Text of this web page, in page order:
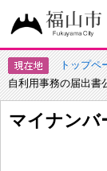
トップペ
自利用事務の届出書
マイナンバ